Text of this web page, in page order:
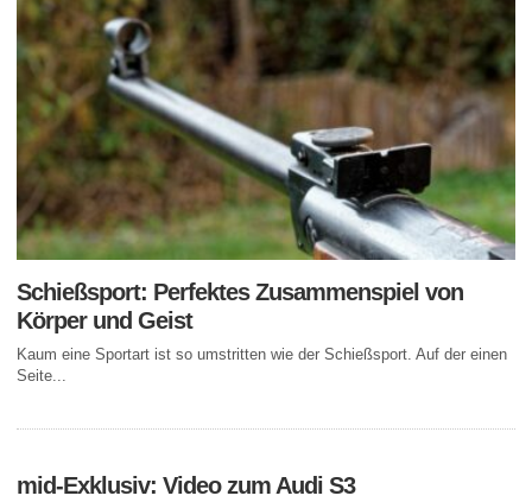
Schießsport: Perfektes Zusammenspiel von
Körper und Geist
Kaum eine Sportart ist so umstritten wie der Schießsport. Auf der einen
Seite...
mid-Exklusiv: Video zum Audi S3